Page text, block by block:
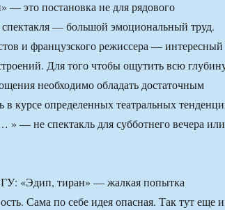
— это постановка не для рядового
— большой эмоциональный труд.
и французского режиссера —
Для того чтобы ощутить всю
необходимо обладать достаточным
курсе определенных театральных
— не спектакль для субботнего вечера или
«Эдип, тиран» — жалкая попытка
Сама по себе идея опасная. Так тут еще и